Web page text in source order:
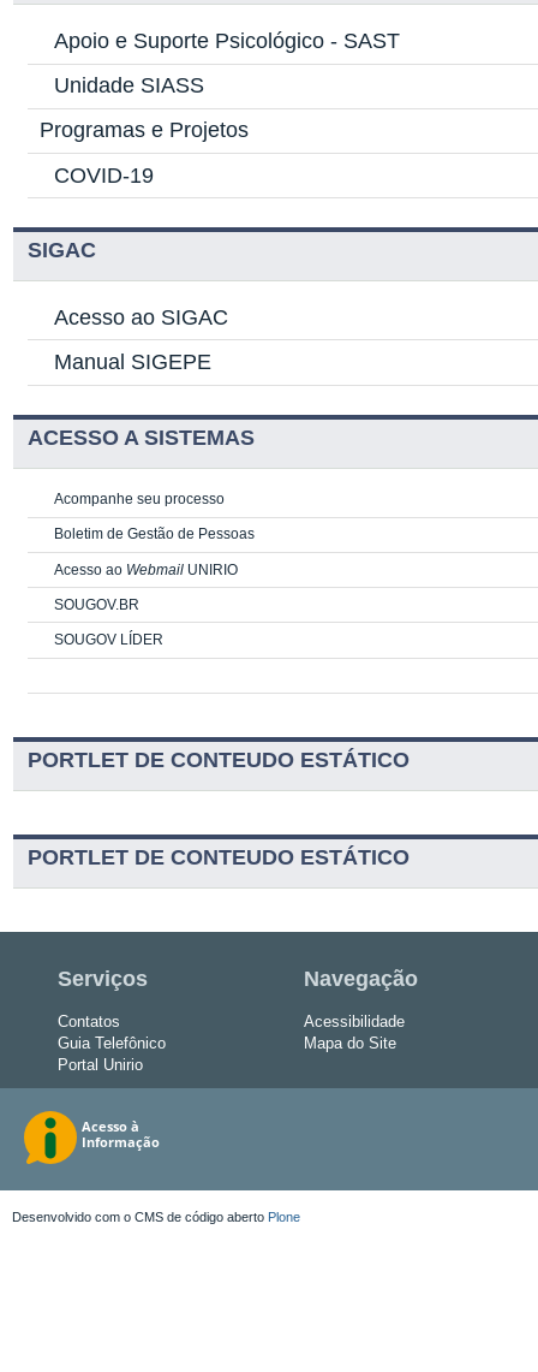
Apoio e Suporte Psicológico - SAST
Unidade SIASS
Programas e Projetos
COVID-19
SIGAC
Acesso ao SIGAC
Manual SIGEPE
ACESSO A SISTEMAS
Acompanhe seu processo
Boletim de Gestão de Pessoas
Acesso ao Webmail UNIRIO
SOUGOV.BR
SOUGOV LÍDER
PORTLET DE CONTEUDO ESTÁTICO
PORTLET DE CONTEUDO ESTÁTICO
Serviços
Contatos
Guia Telefônico
Portal Unirio
Navegação
Acessibilidade
Mapa do Site
Desenvolvido com o CMS de código aberto Plone